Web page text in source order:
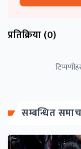
प्रतिक्रिया (0)
सम्बन्धित